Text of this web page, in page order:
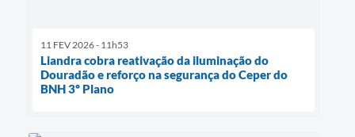
11 FEV 2026 - 11h53
Liandra cobra reativação da iluminação do
Douradão e reforço na segurança do Ceper do
BNH 3º Plano